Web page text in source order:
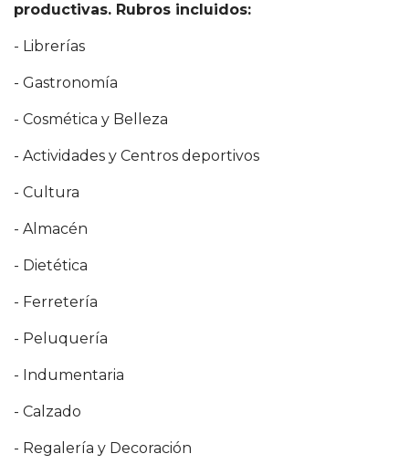
productivas. Rubros incluidos:
- Librerías
- Gastronomía
- Cosmética y Belleza
- Actividades y Centros deportivos
- Cultura
- Almacén
- Dietética
- Ferretería
- Peluquería
- Indumentaria
- Calzado
- Regalería y Decoración